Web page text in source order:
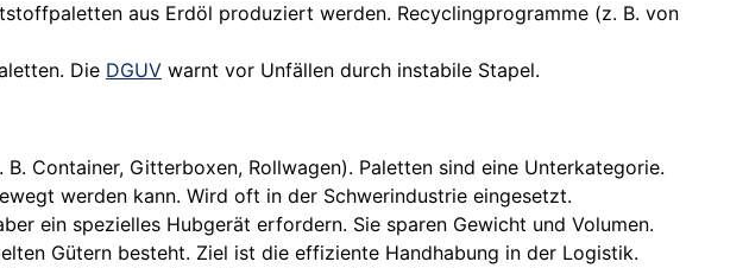
aus Erdöl produziert werden. Recyclingprogramme (z. B. von
Die DGUV warnt vor Unfällen durch instabile Stapel.
Container, Gitterboxen, Rollwagen). Paletten sind eine Unterkategorie.
werden kann. Wird oft in der Schwerindustrie eingesetzt.
ein spezielles Hubgerät erfordern. Sie sparen Gewicht und Volumen.
Gütern besteht. Ziel ist die effiziente Handhabung in der Logistik.